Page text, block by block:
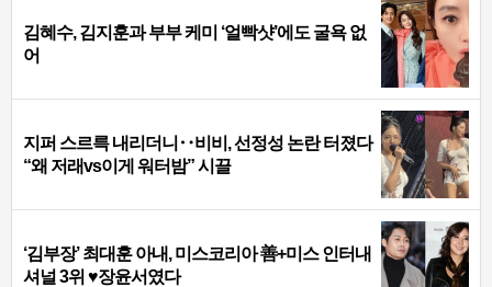
김혜수, 김지훈과 부부 케미 ‘얼빡샷’에도 굴욕 없
어
지퍼 스르륵 내리더니‥비비, 선정성 논란 터졌다
“왜 저래vs이게 워터밤” 시끌
‘김부장’ 최대훈 아내, 미스코리아 善+미스 인터내
셔널 3위 ♥장윤서였다